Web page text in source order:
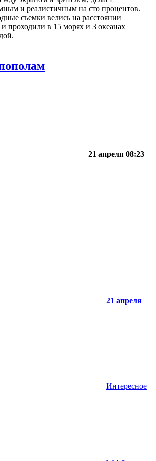
и реалистичным на сто процентов.
съемки велись на расстоянии
проходили в 15 морях и 3 океанах
21 апреля 08:23
21 апреля
Интересное